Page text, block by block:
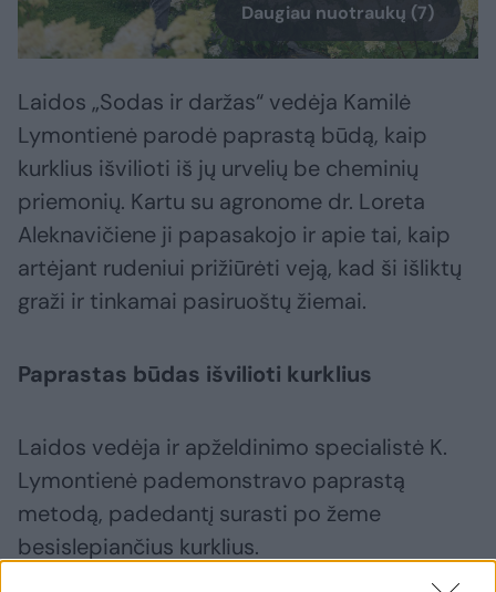
Daugiau nuotraukų (7)
Laidos „Sodas ir daržas“ vedėja Kamilė
Lymontienė parodė paprastą būdą, kaip
kurklius išvilioti iš jų urvelių be cheminių
priemonių. Kartu su agronome dr. Loreta
Aleknavičiene ji papasakojo ir apie tai, kaip
artėjant rudeniui prižiūrėti veją, kad ši išliktų
graži ir tinkamai pasiruoštų žiemai.
Paprastas būdas išvilioti kurklius
Laidos vedėja ir apželdinimo specialistė K.
Lymontienė pademonstravo paprastą
metodą, padedantį surasti po žeme
besislepiančius kurklius.